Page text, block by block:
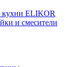
ELIKOR
и смесители